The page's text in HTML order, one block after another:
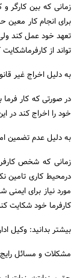
زمانی که بین کارگر
برای انجام کار
تعهد خود عمل کند
تواند از
به دلیل اخراج غیر
در صورتی که کار
خود را اخراج کند در
به دلیل عدم تضمین
زمانی که شخص
درمحیط کاری تامین
مورد نیاز برای
کارفرما خود شکایت
بیشتر بدانید: وکیل
مشکلات و مسائل